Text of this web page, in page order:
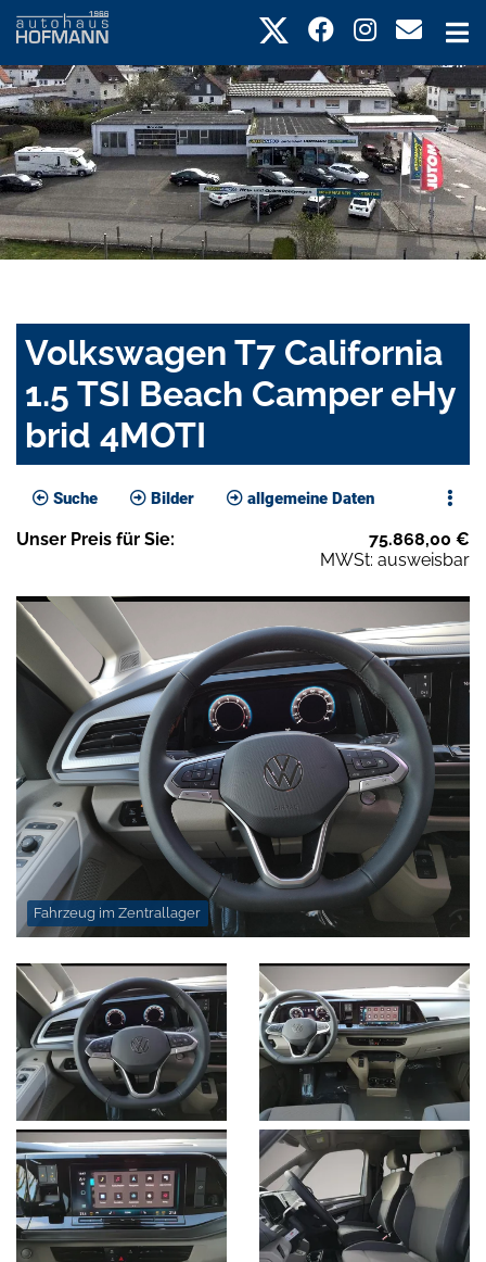
Volkswagen T7 California
1.5 TSI Beach Camper eHy
brid 4MOTI
Suche Bilder allgemeine Daten
Unser Preis für Sie: 75.868,00 €
MWSt: ausweisbar
Fahrzeug im Zentrallager